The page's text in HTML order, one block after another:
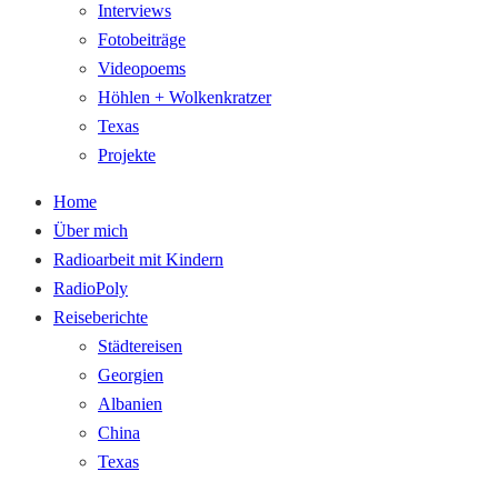
Interviews
Fotobeiträge
Videopoems
Höhlen + Wolkenkratzer
Texas
Projekte
Home
Über mich
Radioarbeit mit Kindern
RadioPoly
Reiseberichte
Städtereisen
Georgien
Albanien
China
Texas